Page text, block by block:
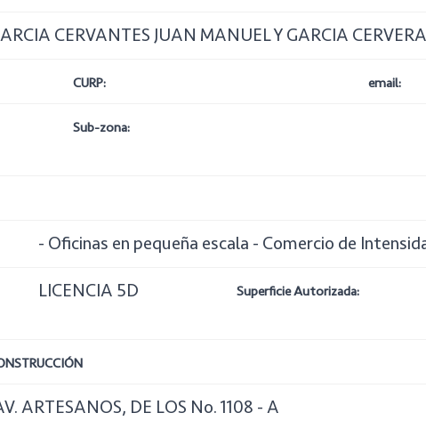
CERVANTES JUAN MANUEL Y GARCIA
CURP: email:
Sub-zona:
- Oficinas en pequeña escala - Comercio de
LICENCIA 5D Superficie Autorizada:
ARTESANOS, DE LOS No. 1108 - A